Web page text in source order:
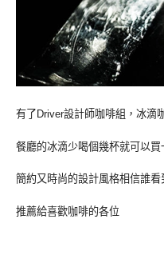
有了Driver設計師咖啡組，冰滴
餐廳的冰滴少喝個幾杯就可以買
簡約又時尚的設計風格相信誰看
推薦給喜歡咖啡的各位